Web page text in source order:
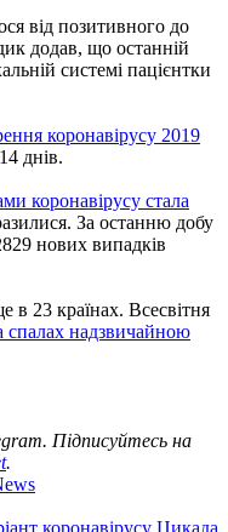
від позитивного до
додав, що останній
системі пацієнтки
коронавірусу 2019
днів.
коронавірусу стала
За останню добу
нових випадків
23 країнах. Всесвітня
спалах надзвичайною
Підписуйтесь на
.
коронавірусу Цикада